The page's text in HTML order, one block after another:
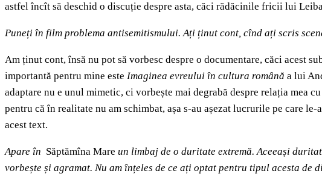
astfel încît să deschid o discuție despre asta, căci rădăcinile fricii lui
Puneți în film problema antisemitismului. Ați ținut cont, cînd ați scris
Am ținut cont, însă nu pot să vorbesc despre o documentare, căci acest
importantă pentru mine este Imaginea evreului în cultura română a lui
adaptare nu e unul mimetic, ci vorbește mai degrabă despre relația mea
pentru că în realitate nu am schimbat, așa s-au așezat lucrurile pe care
acest text.
Apare în Săptămîna Mare un limbaj de o duritate extremă. Aceeași
vorbește și agramat. Nu am înțeles de ce ați optat pentru tipul acesta de